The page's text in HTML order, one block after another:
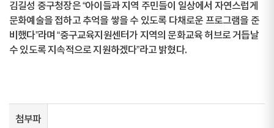
김길성 중구청장은 “아이들과 지역 주민들이 일상에서 자연스럽게
문화예술을 접하고 추억을 쌓을 수 있도록 다채로운 프로그램을 준
비했다”라며 “중구교육지원센터가 지역의 문화교육 허브로 거듭날
수 있도록 지속적으로 지원하겠다”라고 밝혔다.
첨부파